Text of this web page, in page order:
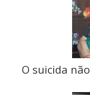
O suicida